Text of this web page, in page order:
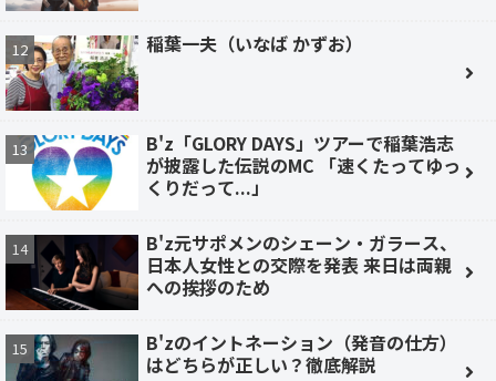
稲葉一夫（いなば かずお）
B'z「GLORY DAYS」ツアーで稲葉浩志
が披露した伝説のMC 「速くたってゆっ
くりだって...」
B'z元サポメンのシェーン・ガラース、
日本人女性との交際を発表 来日は両親
への挨拶のため
B'zのイントネーション（発音の仕方）
はどちらが正しい？徹底解説